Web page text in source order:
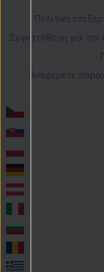
Πολιτική
Συγκατάθεση για
Αναφέρετε